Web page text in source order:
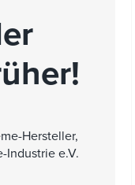
Hersteller,
Industrie e.V.